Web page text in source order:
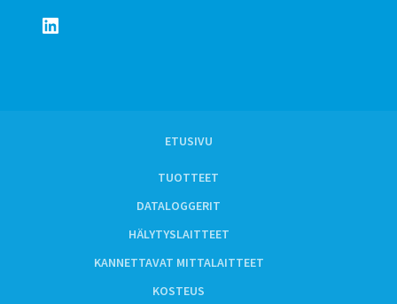
LinkedIn
ETUSIVU
TUOTTEET
DATALOGGERIT
HÄLYTYSLAITTEET
KANNETTAVAT MITTALAITTEET
KOSTEUS